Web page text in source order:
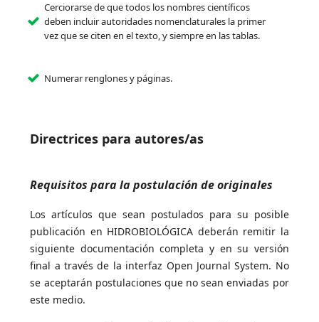
Cerciorarse de que todos los nombres científicos
deben incluir autoridades nomenclaturales la primer
vez que se citen en el texto, y siempre en las tablas.
Numerar renglones y páginas.
Directrices para autores/as
Requisitos para la postulación de originales
Los artículos que sean postulados para su posible
publicación en HIDROBIOLÓGICA deberán remitir la
siguiente documentación completa y en su versión
final a través de la interfaz Open Journal System. No
se aceptarán postulaciones que no sean enviadas por
este medio.